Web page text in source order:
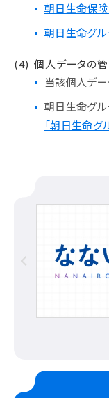
朝日生命保
朝日生命グ
(4) 個人データの
当該個人デー
朝日生命グル
「朝日生命グ